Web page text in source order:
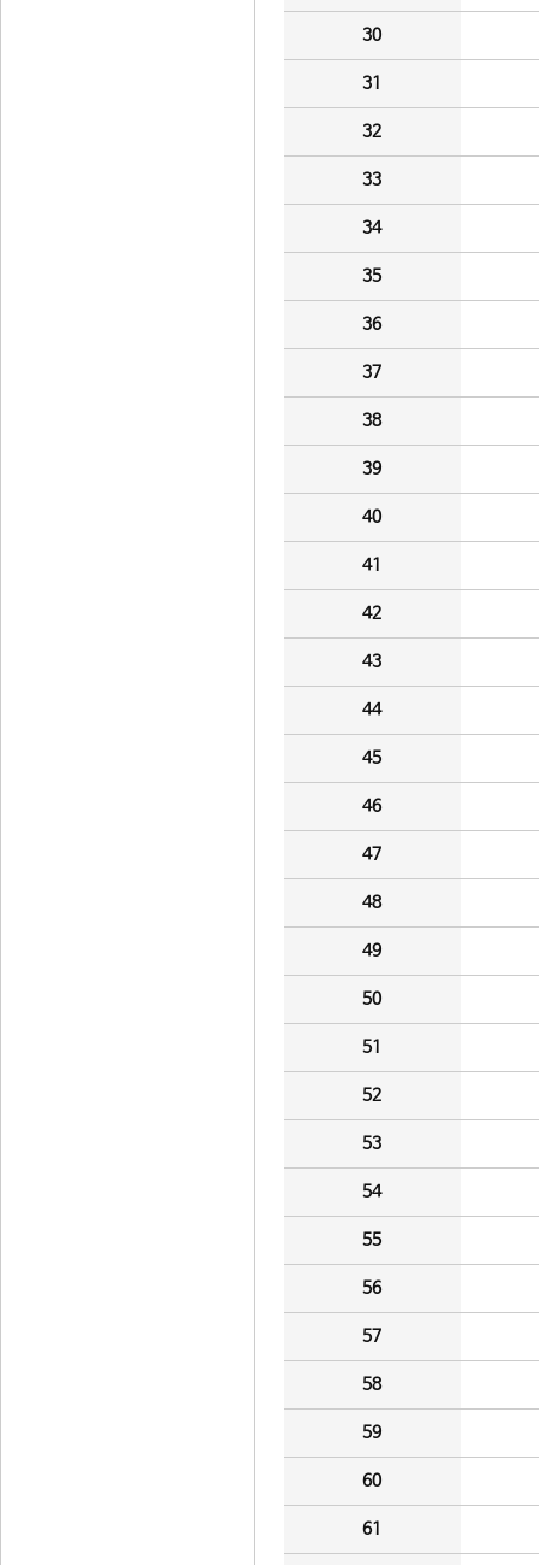
30
31
32
33
34
35
36
37
38
39
40
41
42
43
44
45
46
47
48
49
50
51
52
53
54
55
56
57
58
59
60
61